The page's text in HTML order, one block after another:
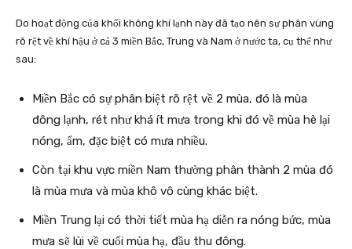
Do hoạt động của khối không khí lạnh này đã tạo nên sự phân vùng
rõ rệt về khí hậu ở cả 3 miền Bắc, Trung và Nam ở nước ta, cụ thể như
sau:
Miền Bắc có sự phân biệt rõ rệt về 2 mùa, đó là mùa
đông lạnh, rét như khá ít mưa trong khi đó về mùa hè lại
nóng, ẩm, đặc biệt có mưa nhiều.
Còn tại khu vực miền Nam thường phân thành 2 mùa đó
là mùa mưa và mùa khô vô cùng khác biệt.
Miền Trung lại có thời tiết mùa hạ diễn ra nóng bức, mùa
mưa sẽ lùi về cuối mùa hạ, đầu thu đông.